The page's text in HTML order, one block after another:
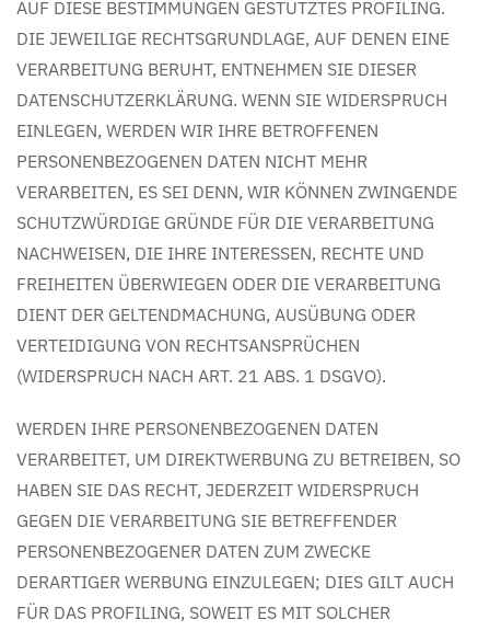
AUF DIESE BESTIMMUNGEN GESTÜTZTES PROFILING.
DIE JEWEILIGE RECHTSGRUNDLAGE, AUF DENEN EINE
VERARBEITUNG BERUHT, ENTNEHMEN SIE DIESER
DATENSCHUTZERKLÄRUNG. WENN SIE WIDERSPRUCH
EINLEGEN, WERDEN WIR IHRE BETROFFENEN
PERSONENBEZOGENEN DATEN NICHT MEHR
VERARBEITEN, ES SEI DENN, WIR KÖNNEN ZWINGENDE
SCHUTZWÜRDIGE GRÜNDE FÜR DIE VERARBEITUNG
NACHWEISEN, DIE IHRE INTERESSEN, RECHTE UND
FREIHEITEN ÜBERWIEGEN ODER DIE VERARBEITUNG
DIENT DER GELTENDMACHUNG, AUSÜBUNG ODER
VERTEIDIGUNG VON RECHTSANSPRÜCHEN
(WIDERSPRUCH NACH ART. 21 ABS. 1 DSGVO).
WERDEN IHRE PERSONENBEZOGENEN DATEN
VERARBEITET, UM DIREKTWERBUNG ZU BETREIBEN, SO
HABEN SIE DAS RECHT, JEDERZEIT WIDERSPRUCH
GEGEN DIE VERARBEITUNG SIE BETREFFENDER
PERSONENBEZOGENER DATEN ZUM ZWECKE
DERARTIGER WERBUNG EINZULEGEN; DIES GILT AUCH
FÜR DAS PROFILING, SOWEIT ES MIT SOLCHER